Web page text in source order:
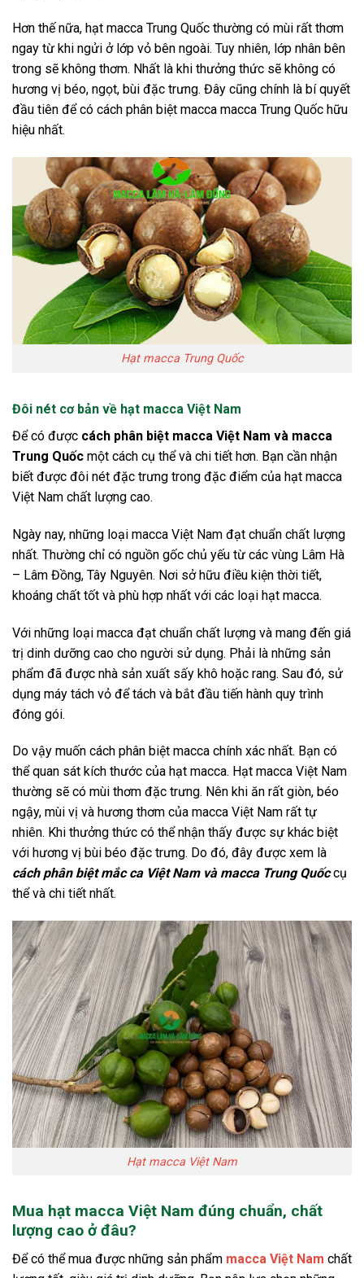
Hơn thế nữa, hạt macca Trung Quốc thường có mùi rất thơm
ngay từ khi ngửi ở lớp vỏ bên ngoài. Tuy nhiên, lớp nhân bên
trong sẽ không thơm. Nhất là khi thưởng thức sẽ không có
hương vị béo, ngọt, bùi đặc trưng. Đây cũng chính là bí quyết
đầu tiên để có cách phân biệt macca macca Trung Quốc hữu
hiệu nhất.
Hạt macca Trung Quốc
Đôi nét cơ bản về hạt macca Việt Nam
Để có được cách phân biệt macca Việt Nam và macca
Trung Quốc một cách cụ thể và chi tiết hơn. Bạn cần nhận
biết được đôi nét đặc trưng trong đặc điểm của hạt macca
Việt Nam chất lượng cao.
Ngày nay, những loại macca Việt Nam đạt chuẩn chất lượng
nhất. Thường chỉ có nguồn gốc chủ yếu từ các vùng Lâm Hà
– Lâm Đồng, Tây Nguyên. Nơi sở hữu điều kiện thời tiết,
khoáng chất tốt và phù hợp nhất với các loại hạt macca.
Với những loại macca đạt chuẩn chất lượng và mang đến giá
trị dinh dưỡng cao cho người sử dụng. Phải là những sản
phẩm đã được nhà sản xuất sấy khô hoặc rang. Sau đó, sử
dụng máy tách vỏ để tách và bắt đầu tiến hành quy trình
đóng gói.
Do vậy muốn cách phân biệt macca chính xác nhất. Bạn có
thể quan sát kích thước của hạt macca. Hạt macca Việt Nam
thường sẽ có mùi thơm đặc trưng. Nên khi ăn rất giòn, béo
ngậy, mùi vị và hương thơm của macca Việt Nam rất tự
nhiên. Khi thưởng thức có thể nhận thấy được sự khác biệt
với hương vị bùi béo đặc trưng. Do đó, đây được xem là
cách phân biệt mắc ca Việt Nam và macca Trung Quốccụ
thể và chi tiết nhất.
Hạt macca Việt Nam
Mua hạt macca Việt Nam đúng chuẩn, chất
lượng cao ở đâu?
Để có thể mua được những sản phẩm macca Việt Nam chất